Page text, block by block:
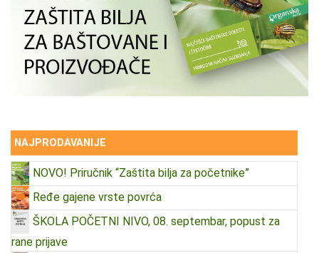
NAJPRODAVANIJE
NOVO! Priručnik “Zaštita bilja za početnike”
Ređe gajene vrste povrća
ŠKOLA POČETNI NIVO, 08. septembar, popust za
rane prijave